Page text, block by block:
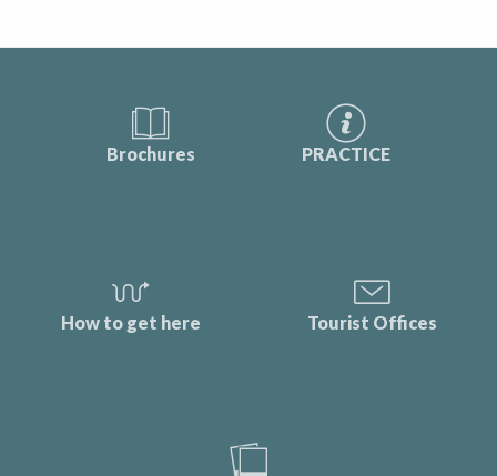
Brochures PRACTICE
How to get here Tourist Offices